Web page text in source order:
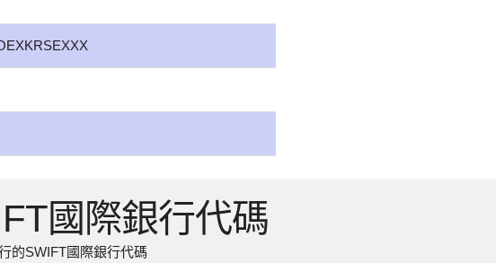
國際銀行代碼
的SWIFT國際銀行代碼